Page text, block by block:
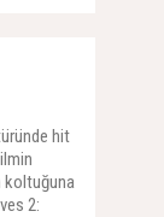
hit
koltuğuna
2: